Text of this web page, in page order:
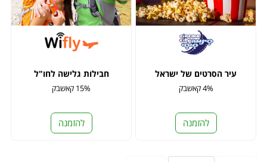
עיר הסרטים של ישראל
4% קאשבק
להזמנה
חבילות גלישה לחו"ל
15% קאשבק
להזמנה